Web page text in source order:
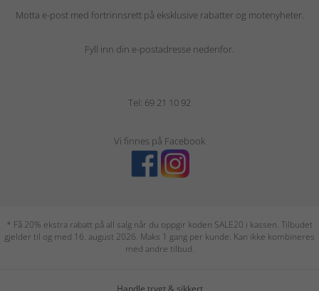
Motta e-post med fortrinnsrett på eksklusive rabatter og motenyheter.
Fyll inn din e-postadresse nedenfor.
Tel: 69 21 10 92
Vi finnes på Facebook
* Få 20% ekstra rabatt på all salg når du oppgir koden SALE20 i kassen. Tilbudet
gjelder til og med 16. august 2026. Maks 1 gang per kunde. Kan ikke kombineres
med andre tilbud.
Handle trygt & sikkert